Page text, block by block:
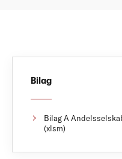
Bilag
Bilag A
(xlsm)